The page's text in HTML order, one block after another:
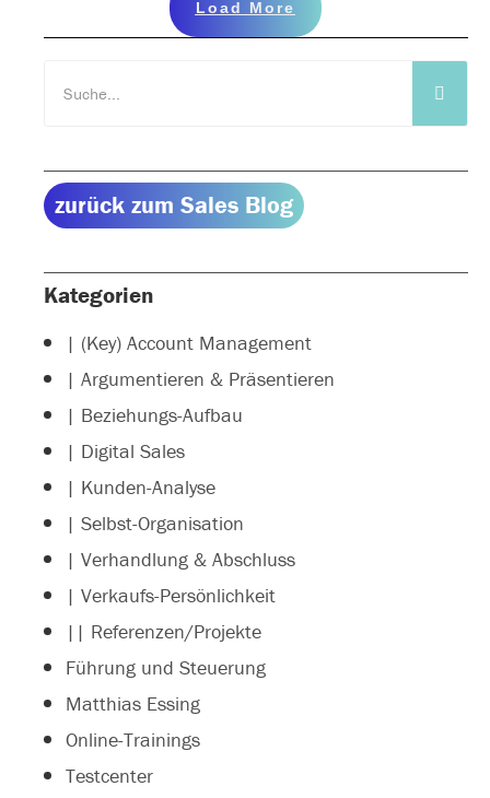
Load More
zurück zum Sales Blog
Kategorien
| (Key) Account Management
| Argumentieren & Präsentieren
| Beziehungs-Aufbau
| Digital Sales
| Kunden-Analyse
| Selbst-Organisation
| Verhandlung & Abschluss
| Verkaufs-Persönlichkeit
|| Referenzen/Projekte
Führung und Steuerung
Matthias Essing
Online-Trainings
Testcenter